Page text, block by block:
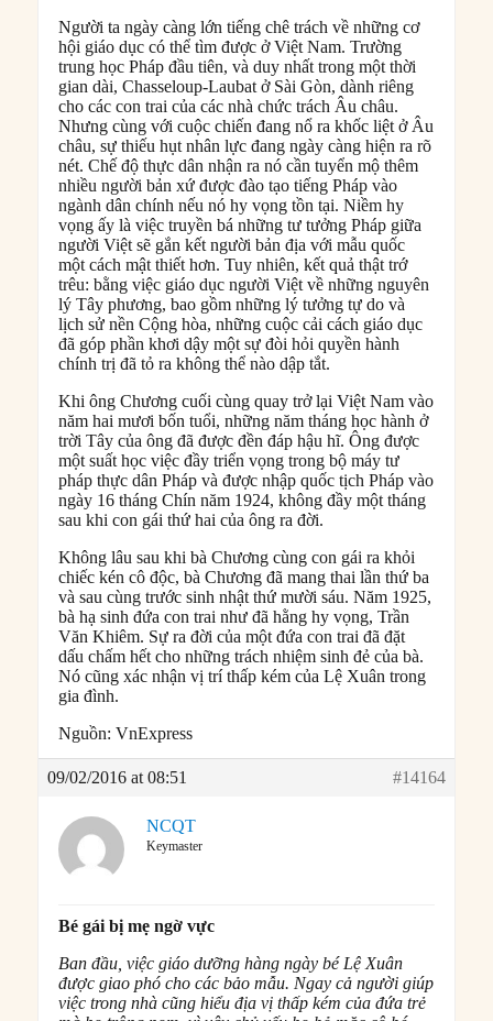
Người ta ngày càng lớn tiếng chê trách về những cơ
hội giáo dục có thể tìm được ở Việt Nam. Trường
trung học Pháp đầu tiên, và duy nhất trong một thời
gian dài, Chasseloup-Laubat ở Sài Gòn, dành riêng
cho các con trai của các nhà chức trách Âu châu.
Nhưng cùng với cuộc chiến đang nổ ra khốc liệt ở Âu
châu, sự thiếu hụt nhân lực đang ngày càng hiện ra rõ
nét. Chế độ thực dân nhận ra nó cần tuyển mộ thêm
nhiều người bản xứ được đào tạo tiếng Pháp vào
ngành dân chính nếu nó hy vọng tồn tại. Niềm hy
vọng ấy là việc truyền bá những tư tưởng Pháp giữa
người Việt sẽ gắn kết người bản địa với mẫu quốc
một cách mật thiết hơn. Tuy nhiên, kết quả thật trớ
trêu: bằng việc giáo dục người Việt về những nguyên
lý Tây phương, bao gồm những lý tưởng tự do và
lịch sử nền Cộng hòa, những cuộc cải cách giáo dục
đã góp phần khơi dậy một sự đòi hỏi quyền hành
chính trị đã tỏ ra không thể nào dập tắt.
Khi ông Chương cuối cùng quay trở lại Việt Nam vào
năm hai mươi bốn tuổi, những năm tháng học hành ở
trời Tây của ông đã được đền đáp hậu hĩ. Ông được
một suất học việc đầy triển vọng trong bộ máy tư
pháp thực dân Pháp và được nhập quốc tịch Pháp vào
ngày 16 tháng Chín năm 1924, không đầy một tháng
sau khi con gái thứ hai của ông ra đời.
Không lâu sau khi bà Chương cùng con gái ra khỏi
chiếc kén cô độc, bà Chương đã mang thai lần thứ ba
và sau cùng trước sinh nhật thứ mười sáu. Năm 1925,
bà hạ sinh đứa con trai như đã hằng hy vọng, Trần
Văn Khiêm. Sự ra đời của một đứa con trai đã đặt
dấu chấm hết cho những trách nhiệm sinh đẻ của bà.
Nó cũng xác nhận vị trí thấp kém của Lệ Xuân trong
gia đình.
Nguồn: VnExpress
09/02/2016 at 08:51 #14164
NCQT
Keymaster
Bé gái bị mẹ ngờ vực
Ban đầu, việc giáo dưỡng hàng ngày bé Lệ Xuân
được giao phó cho các bảo mẫu. Ngay cả người giúp
việc trong nhà cũng hiểu địa vị thấp kém của đứa trẻ